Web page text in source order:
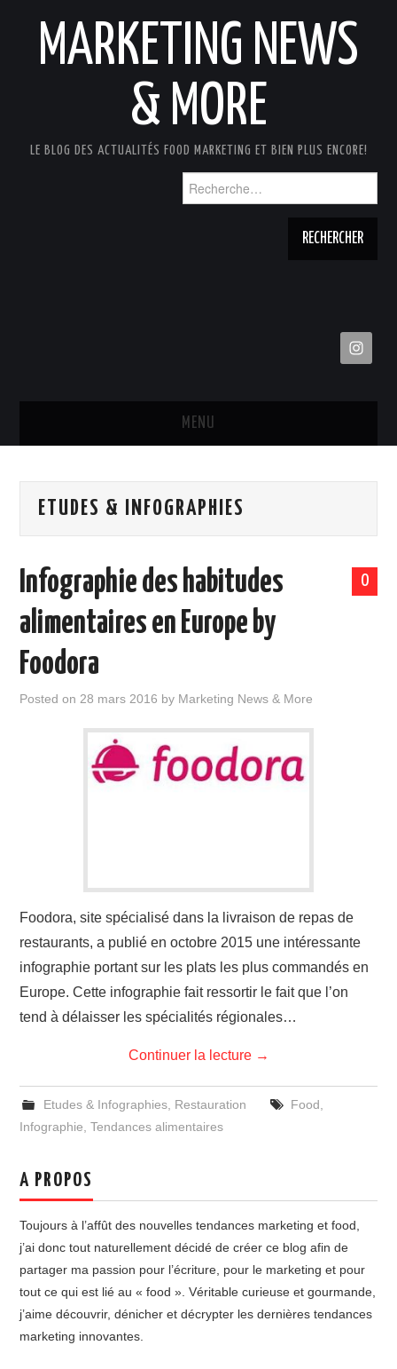
MARKETING NEWS
& MORE
LE BLOG DES ACTUALITÉS FOOD MARKETING ET BIEN PLUS ENCORE!
MENU
DISTRIBUTION
DIGITAL
INTERNATIONAL
A PROPOS
ETUDES & INFOGRAPHIES
0
Infographie des habitudes
alimentaires en Europe by
Foodora
Posted on 28 mars 2016 by Marketing News & More
Foodora, site spécialisé dans la livraison de repas de
restaurants, a publié en octobre 2015 une intéressante
infographie portant sur les plats les plus commandés en
Europe. Cette infographie fait ressortir le fait que l’on
tend à délaisser les spécialités régionales…
Continuer la lecture →
Etudes & Infographies, Restauration Food
Infographie ,Tendances alimentaires
A PROPOS
Toujours à l’affût des nouvelles tendances marketing et food,
j’ai donc tout naturellement décidé de créer ce blog afin de
partager ma passion pour l’écriture, pour le marketing et pour
tout ce qui est lié au « food ». Véritable curieuse et gourmande,
j’aime découvrir, dénicher et décrypter les dernières tendances
marketing innovantes.